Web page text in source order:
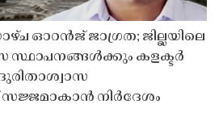
ഓറൻജ് ജാഗ്രത; ജില്ലയിലെ
സ്ഥാപനങ്ങൾക്കും കളക്ടർ
നിർദേശം